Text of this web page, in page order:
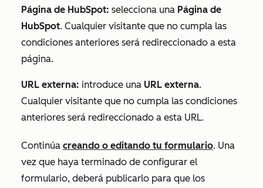
Página de HubSpot: selecciona una Página de
HubSpot. Cualquier visitante que no cumpla las
condiciones anteriores será redireccionado a esta
página.
URL externa: introduce una URL externa.
Cualquier visitante que no cumpla las condiciones
anteriores será redireccionado a esta URL.
Continúa creando o editando tu formulario. Una
vez que haya terminado de configurar el
formulario, deberá publicarlo para que los